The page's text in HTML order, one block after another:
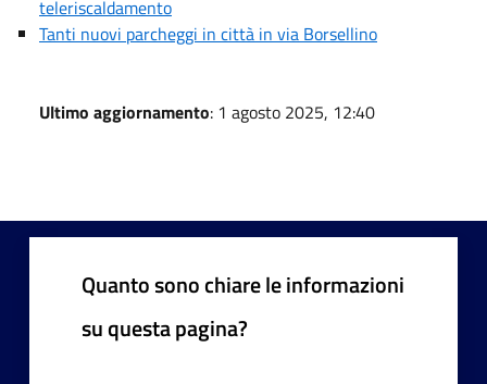
teleriscaldamento
Tanti nuovi parcheggi in città in via Borsellino
Ultimo aggiornamento: 1 agosto 2025, 12:40
Quanto sono chiare le informazioni
su questa pagina?